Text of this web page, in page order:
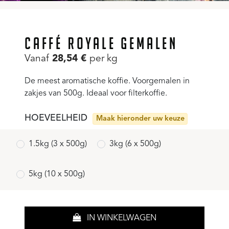
CAFFÉ ROYALE GEMALEN
Vanaf 28,54 € per kg
De meest aromatische koffie. Voorgemalen in
zakjes van 500g. Ideaal voor filterkoffie.
HOEVEELHEID Maak hieronder uw keuze
1.5kg (3 x 500g) 3kg (6 x 500g)
5kg (10 x 500g)
IN WINKELWAGEN